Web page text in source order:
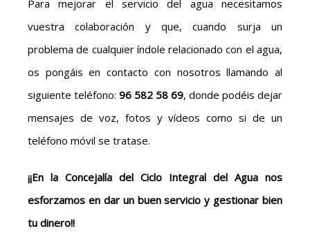
Para mejorar el servicio del agua necesitamos
vuestra colaboración y que, cuando surja un
problema de cualquier índole relacionado con el agua,
os pongáis en contacto con nosotros llamando al
siguiente teléfono: 96 582 58 69, donde podéis dejar
mensajes de voz, fotos y vídeos como si de un
teléfono móvil se tratase.
¡¡En la Concejalía del Ciclo Integral del Agua nos
esforzamos en dar un buen servicio y gestionar bien
tu dinero!!